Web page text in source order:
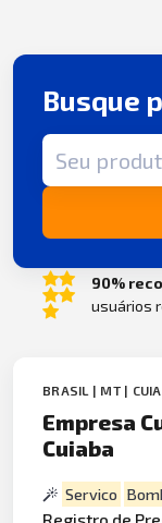
Busque
Termo de busca
90%
usuários
BRASIL | MT |
Empresa
Cuiaba
Servico